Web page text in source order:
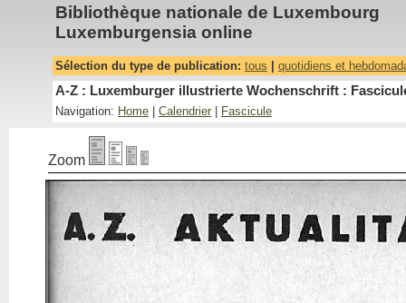
Bibliothèque nationale de Luxembourg
Luxemburgensia online
Sélection du type de publication: tous quotidiens et
A-Z : Luxemburger illustrierte Wochenschrift :
Navigation: Home Calendrier Fascicule
Zoom